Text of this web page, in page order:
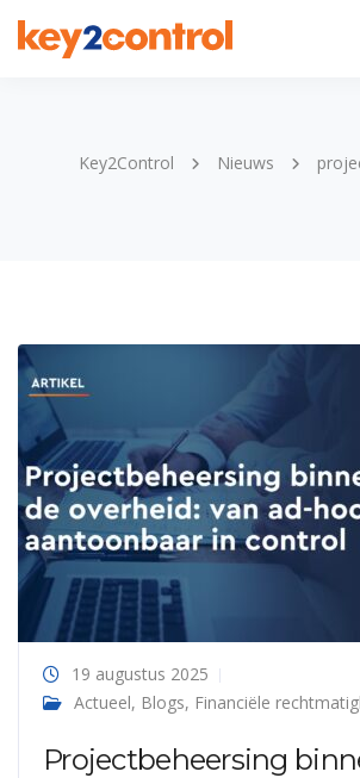
Key2Control Nieuws
19 augustus 2025
Actueel, Blogs, Financiële
Projectbeheersing